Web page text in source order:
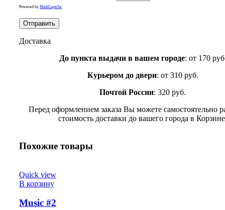
Powered by MathCaptcha
Доставка
До пункта выдачи в вашем городе: от 170
Курьером до двери: от 310 руб.
Почтой России: 320 руб.
Перед оформлением заказа Вы можете самостоятельно
стоимость доставки до вашего города в
Похожие товары
Quick view
В корзину
Music #2